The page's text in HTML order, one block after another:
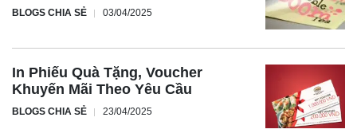
BLOGS CHIA SẺ 03/04/2025
In Phiếu Quà Tặng, Voucher
Khuyến Mãi Theo Yêu Cầu
BLOGS CHIA SẺ 23/04/2025